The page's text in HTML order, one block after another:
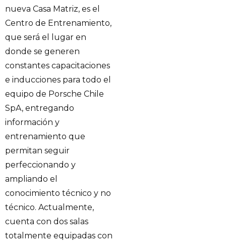
nueva Casa Matriz, es el
Centro de Entrenamiento,
que será el lugar en
donde se generen
constantes capacitaciones
e inducciones para todo el
equipo de Porsche Chile
SpA, entregando
información y
entrenamiento que
permitan seguir
perfeccionando y
ampliando el
conocimiento técnico y no
técnico. Actualmente,
cuenta con dos salas
totalmente equipadas con